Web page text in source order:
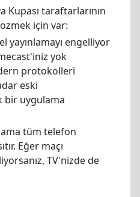
Kupası taraftarlarının
için var:
yayınlamayı engelliyor
yok
protokolleri
eski
bir uygulama
tüm telefon
Eğer maçı
TV'nizde de